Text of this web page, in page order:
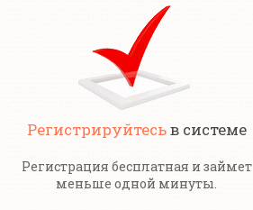
Регистрируйтесьв системе
Регистрация бесплатная и займет
меньше одной минуты.